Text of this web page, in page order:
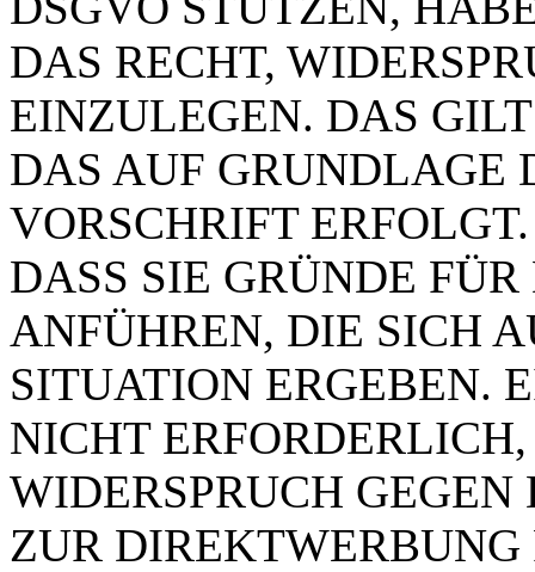
DAS RECHT,
EINZULEGEN. DAS
DAS AUF GRUNDLAGE
VORSCHRIFT
DASS SIE GRÜNDE
ANFÜHREN, DIE SICH
SITUATION ERGEBEN.
NICHT
WIDERSPRUCH
ZUR DIREKTWERBUNG